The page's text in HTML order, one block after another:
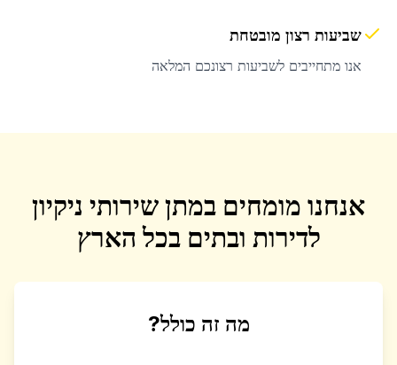
שביעות רצון מובטחת
אנו מתחייבים לשביעות רצונכם המלאה
אנחנו מומחים במתן שירותי ניקיון
לדירות ובתים בכל הארץ
מה זה כולל?